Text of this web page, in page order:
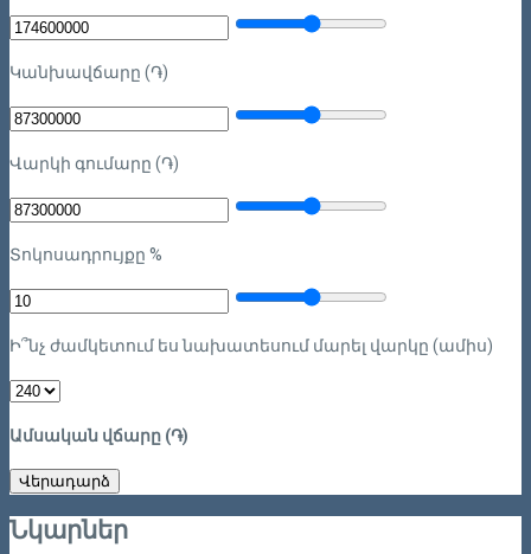
Կանխավճարը (֏)
Վարկի գումարը (֏)
Տոկոսադրույքը %
Ի՞նչ ժամկետում ես նախատեսում մարել վարկը (ամիս)
Ամսական վճարը (֏)
Վերադարձ
Նկարներ